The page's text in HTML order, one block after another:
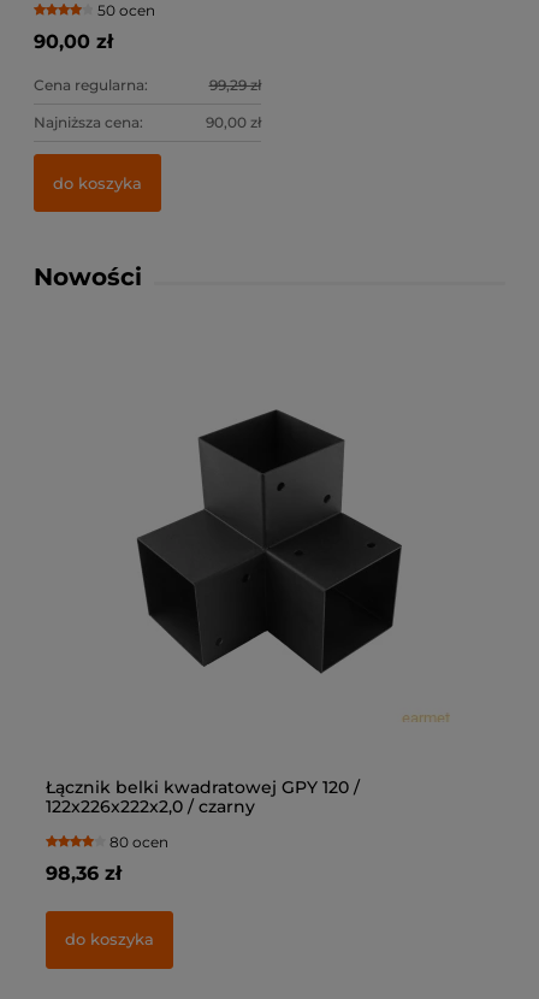
50 ocen
90,00 zł
Cena regularna: 99,29 zł
Najniższa cena: 90,00 zł
do koszyka
Nowości
Łącznik belki kwadratowej GPY 120 /
122x226x222x2,0 / czarny
80 ocen
98,36 zł
do koszyka